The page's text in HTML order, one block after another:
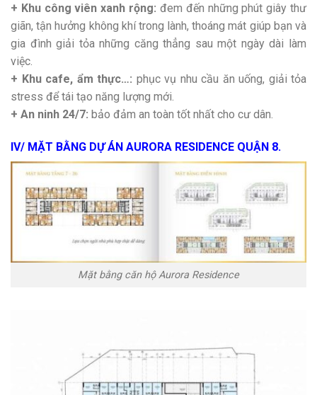
+ Khu công viên xanh rộng: đem đến những phút giây thư
giãn, tận hưởng không khí trong lành, thoáng mát giúp bạn và
gia đình giải tỏa những căng thẳng sau một ngày dài làm
việc.
+ Khu cafe, ẩm thực…: phục vụ nhu cầu ăn uống, giải tỏa
stress để tái tạo năng lượng mới.
+ An ninh 24/7: bảo đảm an toàn tốt nhất cho cư dân.
IV/ MẶT BẰNG DỰ ÁN AURORA RESIDENCE QUẬN 8.
Mặt bằng căn hộ Aurora Residence